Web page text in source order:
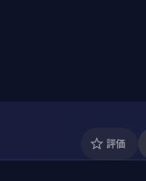
評価